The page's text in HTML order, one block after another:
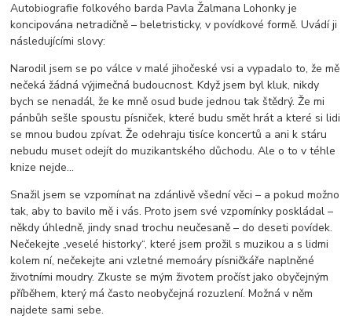
Autobiografie folkového barda Pavla Žalmana Lohonky je
koncipována netradičně – beletristicky, v povídkové formě. Uvádí ji
následujícími slovy:
Narodil jsem se po válce v malé jihočeské vsi a vypadalo to, že mě
nečeká žádná výjimečná budoucnost. Když jsem byl kluk, nikdy
bych se nenadál, že ke mně osud bude jednou tak štědrý. Že mi
pánbůh sešle spoustu písniček, které budu smět hrát a které si lidi
se mnou budou zpívat. Že odehraju tisíce koncertů a ani k stáru
nebudu muset odejít do muzikantského důchodu. Ale o to v téhle
knize nejde...
Snažil jsem se vzpomínat na zdánlivě všední věci – a pokud možno
tak, aby to bavilo mě i vás. Proto jsem své vzpomínky poskládal –
někdy úhledně, jindy snad trochu neučesaně – do deseti povídek.
Nečekejte „veselé historky“, které jsem prožil s muzikou a s lidmi
kolem ní, nečekejte ani vzletné memoáry písničkáře naplněné
životními moudry. Zkuste se mým životem pročíst jako obyčejným
příběhem, který má často neobyčejná rozuzlení. Možná v něm
najdete sami sebe.